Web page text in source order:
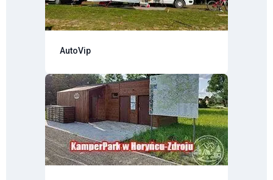
AutoVip